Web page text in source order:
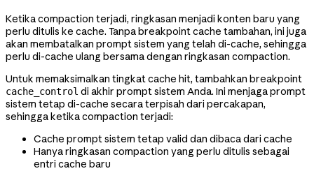
Ketika compaction terjadi, ringkasan menjadi konten baru yang
perlu ditulis ke cache. Tanpa breakpoint cache tambahan, ini juga
akan membatalkan prompt sistem yang telah di-cache, sehingga
perlu di-cache ulang bersama dengan ringkasan compaction.
Untuk memaksimalkan tingkat cache hit, tambahkan breakpoint
cache_control di akhir prompt sistem Anda. Ini menjaga prompt
sistem tetap di-cache secara terpisah dari percakapan,
sehingga ketika compaction terjadi:
Cache prompt sistem tetap valid dan dibaca dari cache
Hanya ringkasan compaction yang perlu ditulis sebagai
entri cache baru